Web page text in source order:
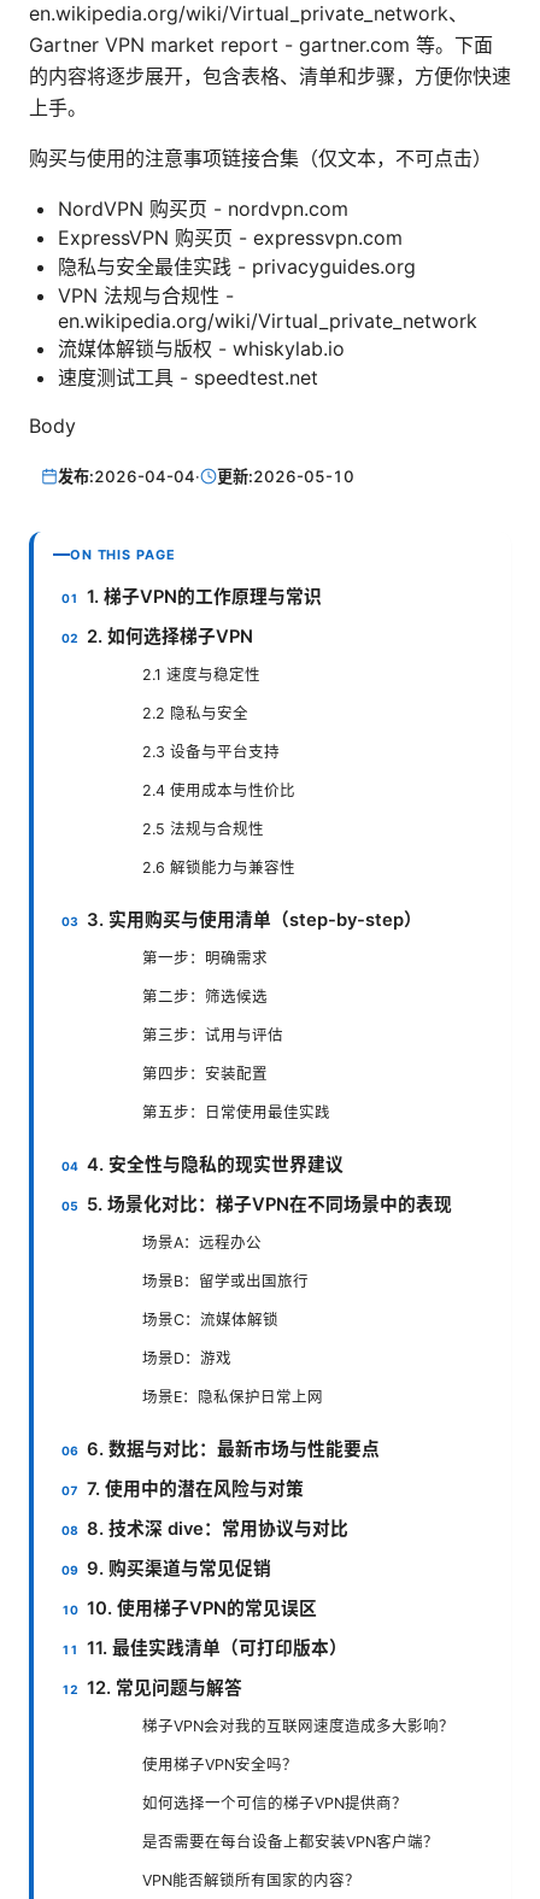
en.wikipedia.org/wiki/Virtual_private_network、
Gartner VPN market report - gartner.com 等。下面
的内容将逐步展开，包含表格、清单和步骤，方便你快速
上手。
购买与使用的注意事项链接合集（仅文本，不可点击）
NordVPN 购买页 - nordvpn.com
ExpressVPN 购买页 - expressvpn.com
隐私与安全最佳实践 - privacyguides.org
VPN 法规与合规性 -
en.wikipedia.org/wiki/Virtual_private_network
流媒体解锁与版权 - whiskylab.io
速度测试工具 - speedtest.net
Body
发布:2026-04-04· 更新:2026-05-10
ON THIS PAGE
1. 梯子VPN的工作原理与常识
2. 如何选择梯子VPN
2.1 速度与稳定性
2.2 隐私与安全
2.3 设备与平台支持
2.4 使用成本与性价比
2.5 法规与合规性
2.6 解锁能力与兼容性
3. 实用购买与使用清单（step-by-step）
第一步：明确需求
第二步：筛选候选
第三步：试用与评估
第四步：安装配置
第五步：日常使用最佳实践
4. 安全性与隐私的现实世界建议
5. 场景化对比：梯子VPN在不同场景中的表现
场景A：远程办公
场景B：留学或出国旅行
场景C：流媒体解锁
场景D：游戏
场景E：隐私保护日常上网
6. 数据与对比：最新市场与性能要点
7. 使用中的潜在风险与对策
8. 技术深 dive：常用协议与对比
9. 购买渠道与常见促销
10. 使用梯子VPN的常见误区
11. 最佳实践清单（可打印版本）
12. 常见问题与解答
梯子VPN会对我的互联网速度造成多大影响？
使用梯子VPN安全吗？
如何选择一个可信的梯子VPN提供商？
是否需要在每台设备上都安装VPN客户端？
VPN能否解锁所有国家的内容？